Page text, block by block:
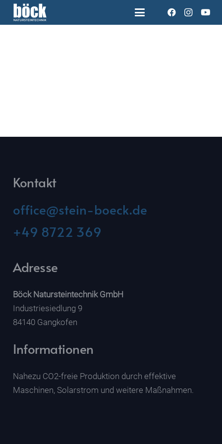
Kontakt
office@stein-boeck.de
+49 8722 369
Adresse
Böck Natursteintechnik GmbH
Industriesiedlung 9
84140 Gangkofen
Informationen
Nahezu CO2-freie Produktion durch effektive
Maschinen, Solarstrom und weitere Maßnahmen.